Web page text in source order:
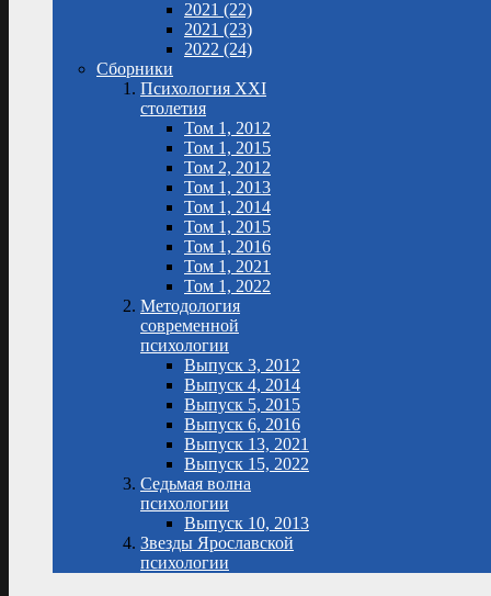
2021 (22)
2021 (23)
2022 (24)
Сборники
Психология XXI
столетия
Том 1, 2012
Том 1, 2015
Том 2, 2012
Том 1, 2013
Том 1, 2014
Том 1, 2015
Том 1, 2016
Том 1, 2021
Том 1, 2022
Методология
современной
психологии
Выпуск 3, 2012
Выпуск 4, 2014
Выпуск 5, 2015
Выпуск 6, 2016
Выпуск 13, 2021
Выпуск 15, 2022
Седьмая волна
психологии
Выпуск 10, 2013
Звезды Ярославской
психологии